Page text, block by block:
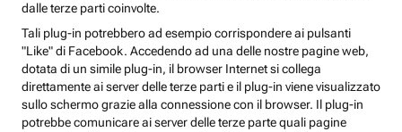
dalle terze parti coinvolte.
Tali plug-in potrebbero ad esempio corrispondere ai pulsanti
"Like" di Facebook. Accedendo ad una delle nostre pagine web,
dotata di un simile plug-in, il browser Internet si collega
direttamente ai server delle terze parti e il plug-in viene visualizzato
sullo schermo grazie alla connessione con il browser. Il plug-in
potrebbe comunicare ai server delle terze parte quali pagine